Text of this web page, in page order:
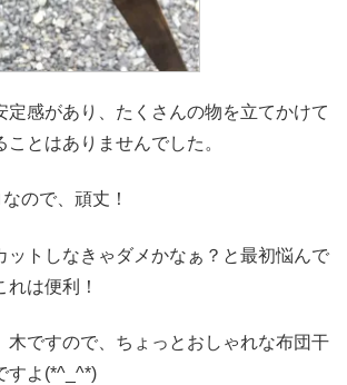
定感があり、たくさんの物を立てかけて
ことはありませんでした。
ので、頑丈！
ットしなきゃダメかなぁ？と最初悩んで
は便利！
木ですので、ちょっとおしゃれな布団干
すよ(*^_^*)